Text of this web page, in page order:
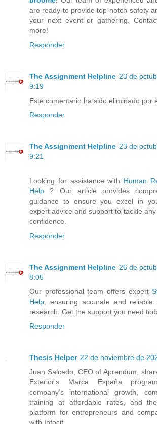
are ready to provide top-notch safety
your next event or gathering.
more!
Responder
The Assignment Helpline 23 de
9:19
Este comentario ha sido eliminado por
Responder
The Assignment Helpline 23 de
9:21
Looking for assistance with Human
Help ? Our article provides
guidance to ensure you excel in
expert advice and support to tackle
confidence.
Responder
The Assignment Helpline 26 de
8:05
Our professional team offers expert
Help , ensuring accurate and
research. Get the support you need
Responder
Thesis Helper 22 de noviembre de
Juan Salcedo, CEO of Aprendum,
Exterior's Marca España
company's international growth,
training at affordable rates, and
platform for entrepreneurs and
with Infocif.